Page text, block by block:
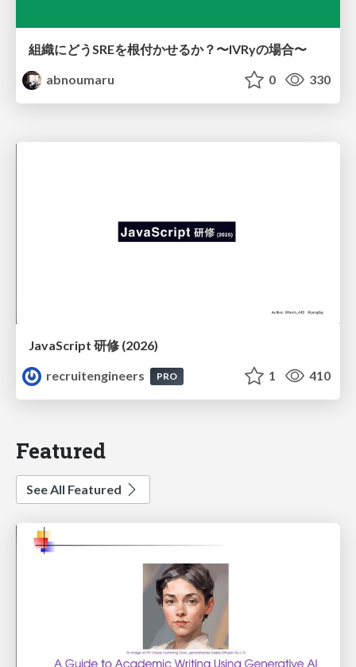
組織にどうSREを根付かせるか？〜IVRyの場合〜
abnoumaru
0 330
JavaScript 研修 (2026)
recruitengineers
PRO 1 410
Featured
See All Featured